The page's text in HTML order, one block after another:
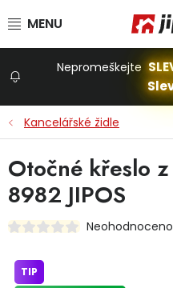
Stavba a dům
Nepromeškejte
Kancelářské židle
Otočné křeslo
8982 JIPOS
Neohodnoceno
TIP